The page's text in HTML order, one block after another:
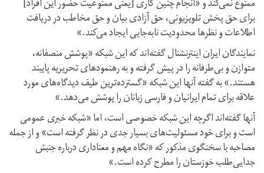
ممنوع نمی‌کند و «انجام چنین کاری [یعنی ممنوعیت حضور این افراد]
برای حق پخش تلویزیونی، حق آزادی بیان و حق مخاطب در دریافت
اطلاعات و نظرها محدودیت نابه‌جایی ایجاد می‌کند.»
نمایندگان ایران اینترنشنال گفته‌اند که این شبکه «پوشش منصفانه،
متوازن و بی‌‌طرفانه را در پیش گرفته و به رهنمودهای تحریریه پایبند
هستند.» به گفته آنها این شبکه «گسترده‌ترین طیف دیدگاه‌های مورد
علاقه برای تمام ایرانیان و فارسی زبانان را پوشش می‌دهد.»
آنها گفته‌اند اگرچه این شبکه خصوصی است، اما «شبکه خبری عمومی
است و برای خود مسئولیت‌های بسیار جدی‌ در نظر گرفته است» و از جمله
مصاحبه با سخنگوی مذکور که «نگاه مهم و معناداری درباره جنبش
جدایی‌طلب خوزستان را مطرح کرده است.»